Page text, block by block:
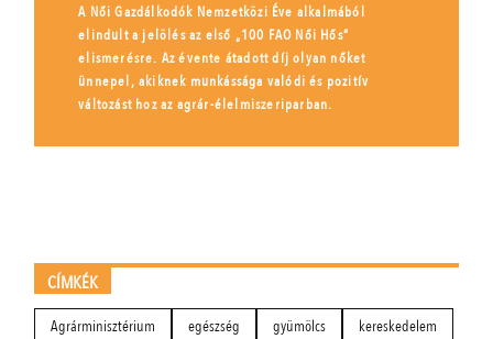
A Női Gazdálkodók Nemzetközi Éve alkalmából
elindult a jelölés az első „100 FAO Női Hős”
elismerésre. Az évente átadott díj olyan nőket
ünnepel, akiknek munkássága valódi és pozitív
változást hoz az agrár-élelmiszeriparban.
CÍMKÉK
Agrárminisztérium egészség gyümölcs
kereskedelem